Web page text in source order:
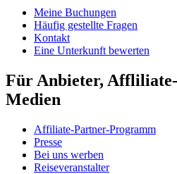
Meine Buchungen
Häufig gestellte Fragen
Kontakt
Eine Unterkunft bewerten
Für Anbieter,
Medien
Affiliate-Partner-Programm
Presse
Bei uns werben
Reiseveranstalter